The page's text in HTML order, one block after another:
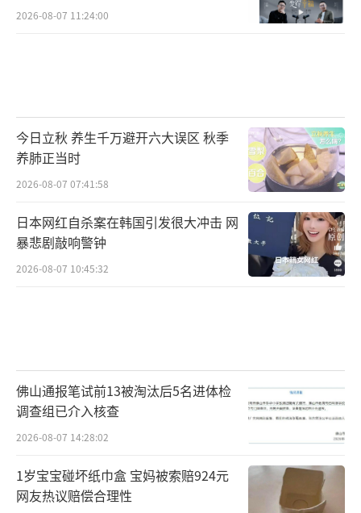
2026-08-07 11:24:00
今日立秋 养生千万避开六大误区 秋季
养肺正当时
2026-08-07 07:41:58
日本网红自杀案在韩国引发很大冲击 网
暴悲剧敲响警钟
2026-08-07 10:45:32
佛山通报笔试前13被淘汰后5名进体检
调查组已介入核查
2026-08-07 14:28:02
1岁宝宝碰坏纸巾盒 宝妈被索赔924元
网友热议赔偿合理性